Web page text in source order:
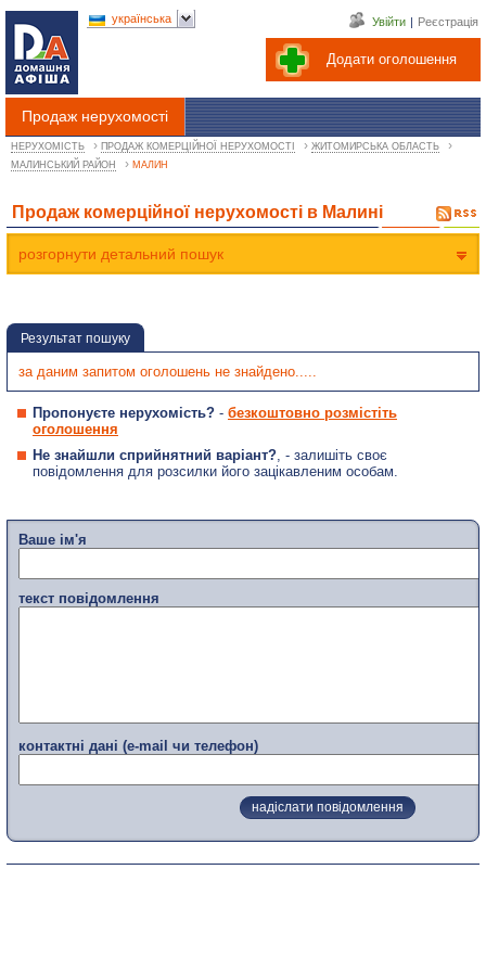
Додати оголошення
Увійти | Реєстрація
Продаж нерухомості
українська
НЕРУХОМІСТЬ › ПРОДАЖ КОМЕРЦІЙНОЇ НЕРУХОМОСТІ › ЖИТОМИРСЬКА ОБЛАСТЬ ›
МАЛИНСЬКИЙ РАЙОН › МАЛИН
Продаж комерційної нерухомості в Малині
розгорнути детальний пошук
Результат пошуку
за даним запитом оголошень не знайдено.....
Пропонуєте нерухомість? - безкоштовно розмістіть
оголошення
Не знайшли сприйнятний варіант?, - залишіть своє
повідомлення для розсилки його зацікавленим особам.
Ваше ім'я
текст повідомлення
контактні дані (e-mail чи телефон)